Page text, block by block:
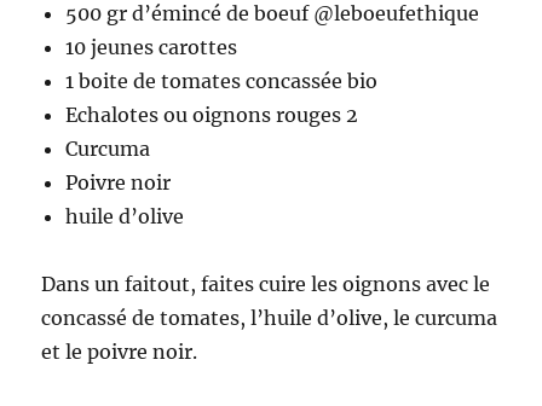
500 gr d’émincé de boeuf @leboeufethique
10 jeunes carottes
1 boite de tomates concassée bio
Echalotes ou oignons rouges 2
Curcuma
Poivre noir
huile d’olive
Dans un faitout, faites cuire les oignons avec le
concassé de tomates, l’huile d’olive, le curcuma
et le poivre noir.